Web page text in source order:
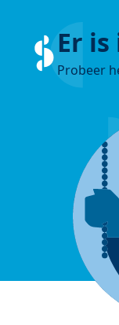
Er
Probeer